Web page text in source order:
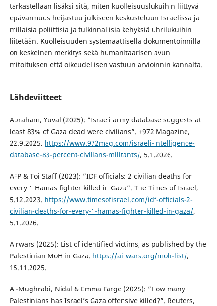
tarkastellaan lisäksi sitä, miten kuolleisuuslukuihin liittyvä
epävarmuus heijastuu julkiseen keskusteluun Israelissa ja
millaisia poliittisia ja tulkinnallisia kehyksiä uhrilukuihin
liitetään. Kuolleisuuden systemaattisella dokumentoinnilla
on keskeinen merkitys sekä humanitaarisen avun
mitoituksen että oikeudellisen vastuun arvioinnin kannalta.
Lähdeviitteet
Abraham, Yuval (2025): ”Israeli army database suggests at
least 83% of Gaza dead were civilians”. +972 Magazine,
22.9.2025. https://www.972mag.com/israeli-intelligence-
database-83-percent-civilians-militants/, 5.1.2026.
AFP & Toi Staff (2023): ”IDF officials: 2 civilian deaths for
every 1 Hamas fighter killed in Gaza”. The Times of Israel,
5.12.2023. https://www.timesofisrael.com/idf-officials-2-
civilian-deaths-for-every-1-hamas-fighter-killed-in-gaza/,
5.1.2026.
Airwars (2025): List of identified victims, as published by the
Palestinian MoH in Gaza. https://airwars.org/moh-list/,
15.11.2025.
Al-Mughrabi, Nidal & Emma Farge (2025): ”How many
Palestinians has Israel’s Gaza offensive killed?”. Reuters,